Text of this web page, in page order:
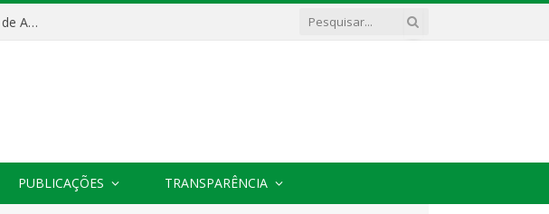
Processo Seletivo nº 001/2025 para Contratação Temporária de Agentes Comunitários de Saúde (ACS)
PUBLICAÇÕES TRANSPARÊNCIA